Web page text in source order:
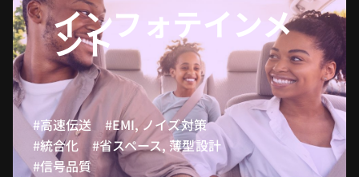
インフォテインメ
ント
#高速伝送 #EMI, ノイズ対策
#統合化 #省スペース, 薄型設計
#信号品質